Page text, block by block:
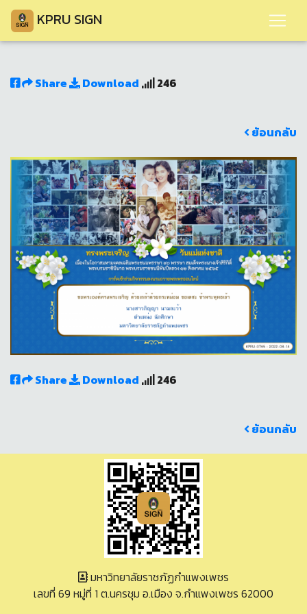
KPRU SIGN
Share Download 246
ย้อนกลับ
Share Download 246
ย้อนกลับ
มหาวิทยาลัยราชภัฏกำแพงเพชร
เลขที่ 69 หมู่ที่ 1 ต.นครชุม อ.เมือง จ.กำแพงเพชร 62000